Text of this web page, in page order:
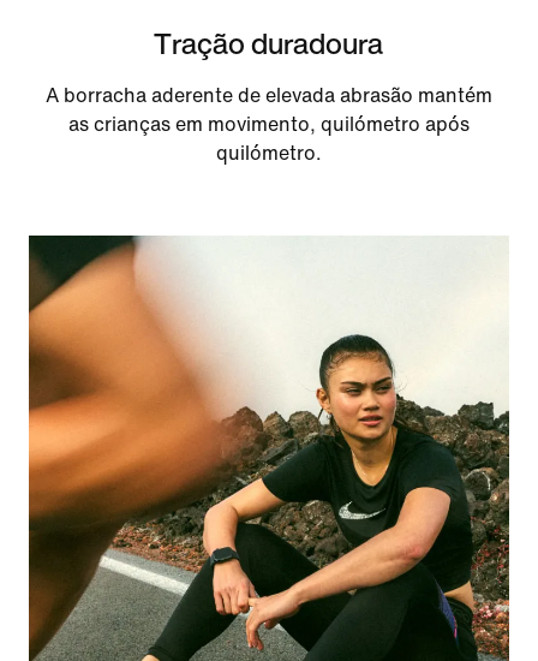
Tração duradoura
A borracha aderente de elevada abrasão mantém
as crianças em movimento, quilómetro após
quilómetro.